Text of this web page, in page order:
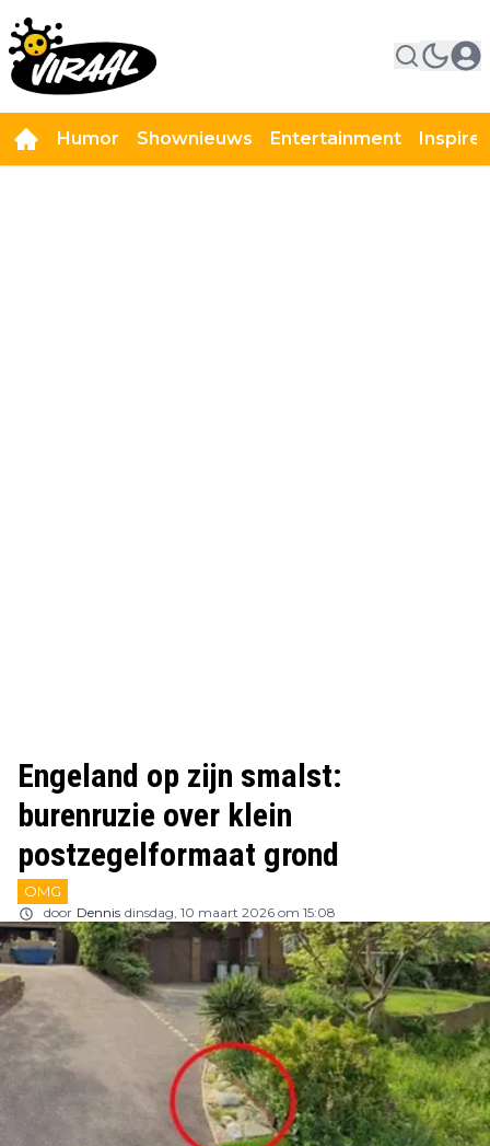
Humor Shownieuws Entertainment
Engeland op zijn smalst:
burenruzie over klein
postzegelformaat grond
OMG
door Dennis dinsdag, 10 maart 2026 om 15:08